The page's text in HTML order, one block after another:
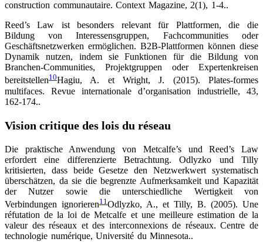
construction communautaire. Context Magazine, 2(1), 1-4..
Reed’s Law ist besonders relevant für Plattformen, die die
Bildung von Interessensgruppen, Fachcommunities oder
Geschäftsnetzwerken ermöglichen. B2B-Plattformen können diese
Dynamik nutzen, indem sie Funktionen für die Bildung von
Branchen-Communities, Projektgruppen oder Expertenkreisen
bereitstellen10Hagiu, A. et Wright, J. (2015). Plates-formes
multifaces. Revue internationale d’organisation industrielle, 43,
162-174..
Vision critique des lois du réseau
Die praktische Anwendung von Metcalfe’s und Reed’s Law
erfordert eine differenzierte Betrachtung. Odlyzko und Tilly
kritisierten, dass beide Gesetze den Netzwerkwert systematisch
überschätzen, da sie die begrenzte Aufmerksamkeit und Kapazität
der Nutzer sowie die unterschiedliche Wertigkeit von
Verbindungen ignorieren11 Odlyzko, A., et Tilly, B. (2005). Une
réfutation de la loi de Metcalfe et une meilleure estimation de la
valeur des réseaux et des interconnexions de réseaux. Centre de
technologie numérique, Université du Minnesota..